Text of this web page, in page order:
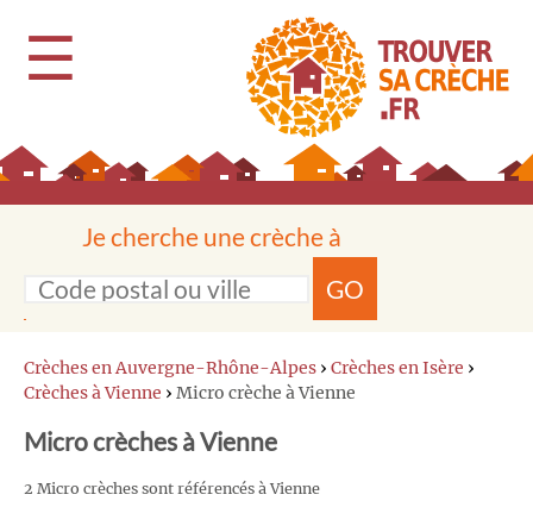
☰
Je cherche une crèche à
GO
Crèches en Auvergne-Rhône-Alpes › Crèches en Isère ›
Crèches à Vienne › Micro crèche à Vienne
Micro crèches à Vienne
2 Micro crèches sont référencés à Vienne